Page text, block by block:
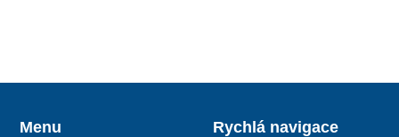
Menu Rychlá navigace